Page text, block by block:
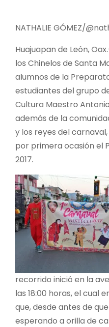
NATHALIE GÓMEZ/
Huajuapan de León,
los Chinelos de Santa
alumnos de la
estudiantes del grupo
Cultura Maestro
además de la
y los reyes del
por primera ocasión el
2017.
recorrido inició en la
las 18:00 horas, el cual
que, desde antes de
esperando a orilla de